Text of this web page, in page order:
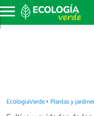
EcologíaVerde Plantas y